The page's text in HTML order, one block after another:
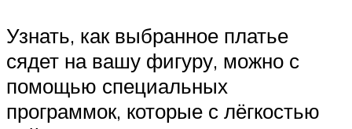
Узнать, как выбранное платье
сядет на вашу фигуру, можно с
помощью специальных
программок, которые с лёгкостью